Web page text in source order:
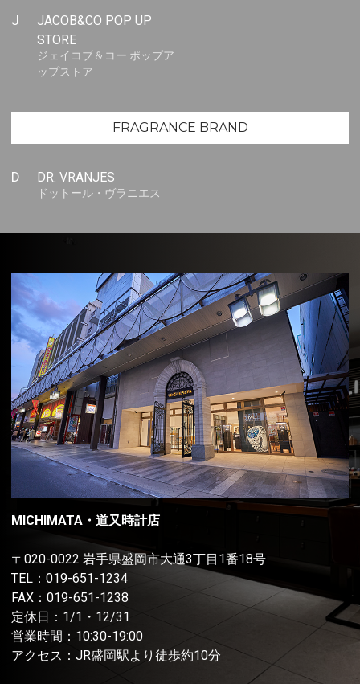
J
JACOB&CO POP UP
STORE
ジェイコブ＆コー ポップア
ップストア
FRAGRANCE BRAND
D DR. VRANJES
ドットール・ヴラニエス
MICHIMATA・道又時計店
〒020-0022 岩手県盛岡市大通3丁目1番18号
TEL： 019-651-1234
FAX：019-651-1238
定休日：1/1・12/31
営業時間：10:30-19:00
アクセス：JR盛岡駅より徒歩約10分